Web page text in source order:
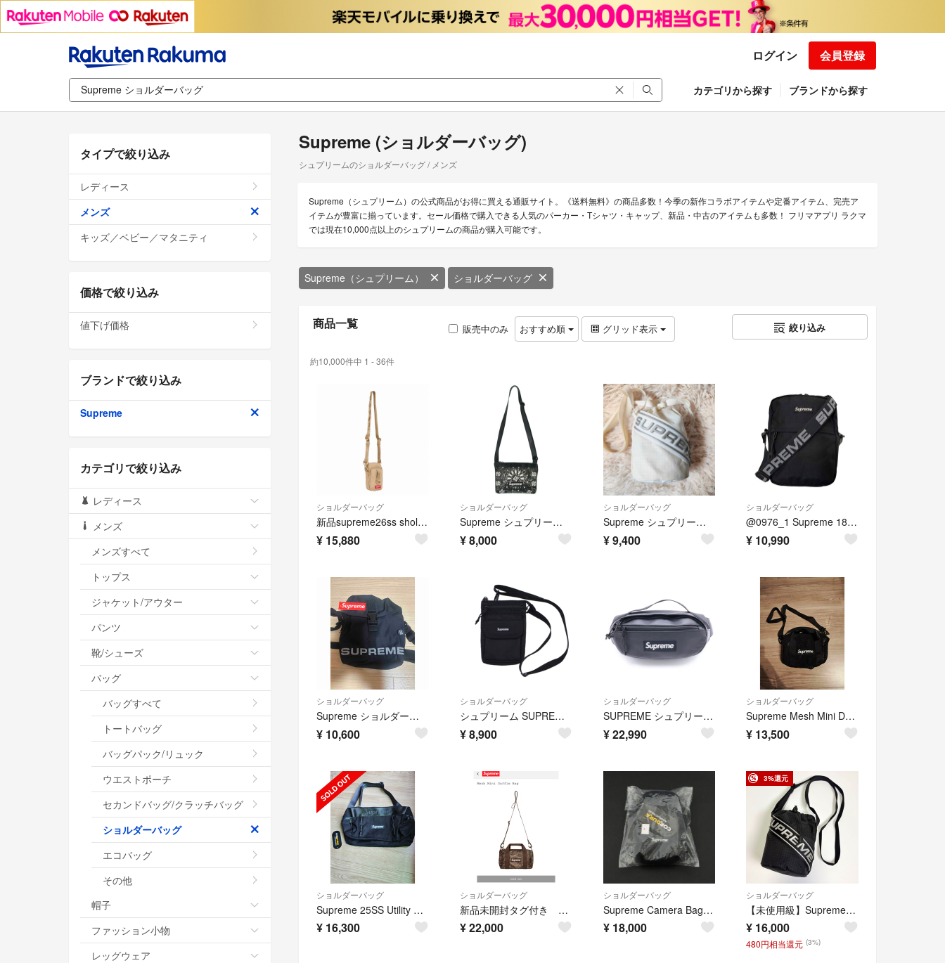
ログイン 会員登録
カテゴリから探す ブランドから探す
Supreme (ショルダーバッグ)
シュプリームのショルダーバッグ / メンズ
Supreme（シュプリーム）の公式商品がお得に買える通販サイト。《送料無料》の商品多数！今季の新作コラボアイテムや定番アイテム、完売ア
イテムが豊富に揃っています。セール価格で購入できる人気のパーカー・Tシャツ・キャップ、新品・中古のアイテムも多数！ フリマアプリ ラクマ
では現在10,000点以上のシュプリームの商品が購入可能です。
Supreme（シュプリーム） ショルダーバッグ
商品一覧 販売中のみ おすすめ順 グリッド表示 絞り込み
約10,000件中 1 - 36件
ショルダーバッグ
新品supreme26ss sholder bag正規品 送料無料
¥ 15,880
ショルダーバッグ
Supreme シュプリーム ショルダーバッグ 黒 【古着】【中古】【送料無料】
¥8,000
ショルダーバッグ
Supreme シュプリーム ショルダーバッグ ホワイト FW23
¥9,400
ショルダーバッグ
@0976_1 Supreme 18SS ショルダーバッグ ブラック
¥ 10,990
ショルダーバッグ
Supreme ショルダーバッグ ブラック
¥ 10,600
ショルダーバッグ
シュプリーム SUPREME 19AW ショルダーバッグ サコッシュ ブラック
¥8,900
ショルダーバッグ
SUPREME シュプリーム 23AW Leather Waist Bag ボックスロゴ レザー ウェスト バッグ ブラック
¥22,990
ショルダーバッグ
Supreme Mesh Mini Duffle Bag "Black" 美品
¥ 13,500
ショルダーバッグ
Supreme 25SS Utility Bag "Black" 美品
¥ 16,300
ショルダーバッグ
新品未開封タグ付き 付属品完備 シュプリーム mesh duffle bag
¥22,000
ショルダーバッグ
Supreme Camera Bag + Mini Pouch バッグ ポーチ
¥ 18,000
3%還元
ショルダーバッグ
【未使用級】Supreme シュプリーム Small Cinch Pouch スモール シンチ ポーチ ショルダーバッグ ブラック
¥ 16,000
480円相当還元 (3%)
タイプで絞り込み
レディース
メンズ
キッズ／ベビー／マタニティ
価格で絞り込み
値下げ価格
ブランドで絞り込み
Supreme
カテゴリで絞り込み
レディース
メンズ
メンズすべて
トップス
ジャケット/アウター
パンツ
靴/シューズ
バッグ
バッグすべて
トートバッグ
バッグパック/リュック
ウエストポーチ
セカンドバッグ/クラッチバッグ
ショルダーバッグ
エコバッグ
その他
帽子
ファッション小物
レッグウェア